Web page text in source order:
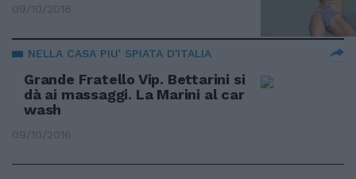
09/10/2016
NELLA CASA PIU' SPIATA D'ITALIA
Grande Fratello Vip. Bettarini si
dà ai massaggi. La Marini al car
wash
09/10/2016